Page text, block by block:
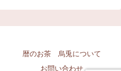
暦のお茶 烏兎について
お問い合わせ